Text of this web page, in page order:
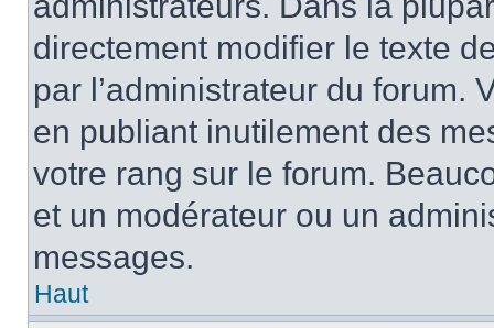
directement modifier le texte
par l’administrateur du forum.
en publiant inutilement des
votre rang sur le forum.
et un modérateur ou un
messages.
Haut